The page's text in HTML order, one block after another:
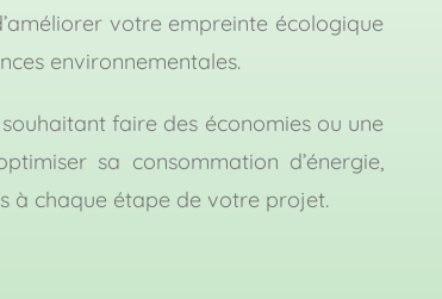
votre empreinte écologique
environnementales.
faire des économies ou une
sa consommation d’énergie,
à chaque étape de votre projet.